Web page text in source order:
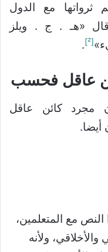
ثرواتها مع الدول
قال «هـ . ج . ويلز
[²]
.
عاقل فحسب
مجرد كائن عاقل
مع المتعلمين،
ولأنه